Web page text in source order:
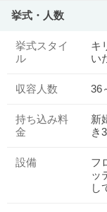
挙式・人数
挙式スタイ
ル
キ
い
収容人数 36
持ち込み料
金
新
き
設備
フ
ッ
し